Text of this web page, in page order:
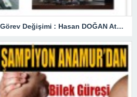
Anamur Milli Eğitimde Görev Değişimi : Hasan DOĞAN Atandı